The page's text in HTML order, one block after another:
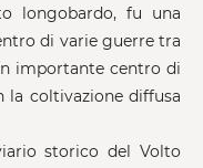
longobardo, fu una
di varie guerre tra
importante centro di
la coltivazione diffusa
storico del Volto